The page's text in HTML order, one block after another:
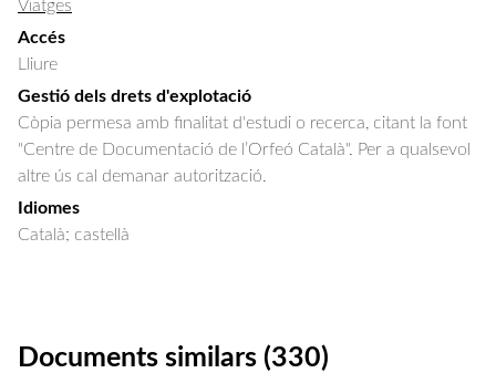
Viatges
Accés
Lliure
Gestió dels drets d'explotació
Còpia permesa amb finalitat d'estudi o recerca, citant la font
"Centre de Documentació de l’Orfeó Català". Per a qualsevol
altre ús cal demanar autorització.
Idiomes
Català; castellà
Documents similars (330)